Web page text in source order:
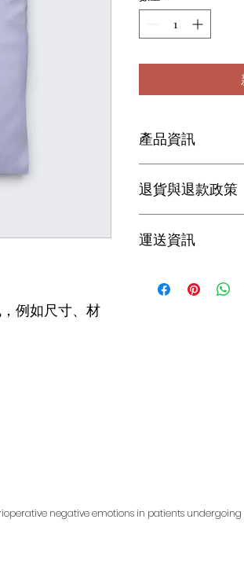
例如尺寸、材
產品資訊
寸、材料、保固和清
客有信心和决心購買
退貨與退款政策
產品。撰寫政策時，
運送資訊
的資訊。撰寫政策
negative emotions in patients